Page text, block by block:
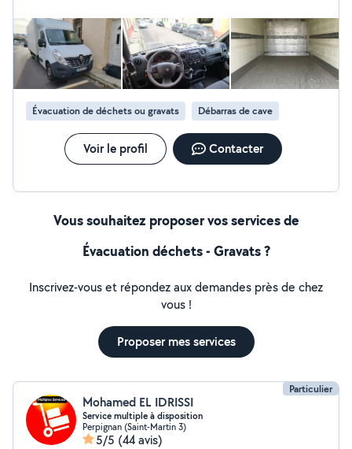
Évacuation de déchets ou gravats Débarras de cave
Voir le profil Contacter
Vous souhaitez proposer vos services de
Évacuation déchets - Gravats ?
Inscrivez-vous et répondez aux demandes près de chez
vous !
Proposer mes services
Particulier
Mohamed EL IDRISSI
Service multiple à disposition
Perpignan (Saint-Martin 3)
5/5 (44 avis)